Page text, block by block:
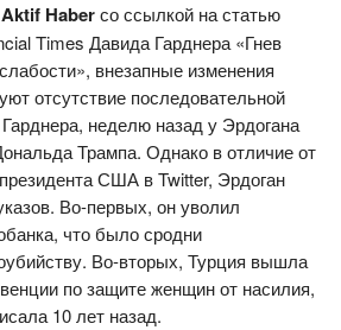
Aktif Haberсо ссылкой на статью
Times Давида Гарднера «Гнев
внезапные изменения
отсутствие последовательной
неделю назад у Эрдогана
Трампа. Однако в отличие от
США в Twitter, Эрдоган
Во-первых, он уволил
что было сродни
Во-вторых, Турция вышла
по защите женщин от насилия,
10 лет назад.